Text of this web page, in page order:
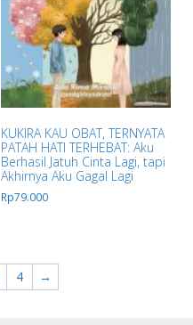
KUKIRA KAU OBAT, TERNYATA
PATAH HATI TERHEBAT: Aku
Berhasil Jatuh Cinta Lagi, tapi
Akhirnya Aku Gagal Lagi
Rp79.000
4 →